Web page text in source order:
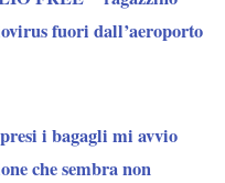
fuori dall’aeroporto
i bagagli mi avvio
che sembra non